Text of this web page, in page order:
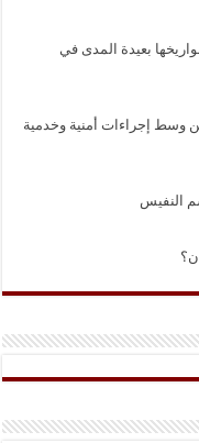
بعيدة المدى في
وسط إجراءات أمنية وخدمية
النفيس